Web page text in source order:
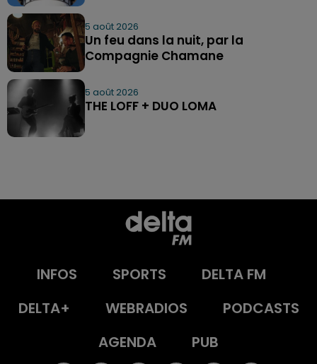
5 août 2026
Un feu dans la nuit, par la
Compagnie Chamane
5 août 2026
THE LOFF + DUO LOMA
INFOS SPORTS
DELTA FM
DELTA+
WEBRADIOS
PODCASTS
AGENDA
PUB